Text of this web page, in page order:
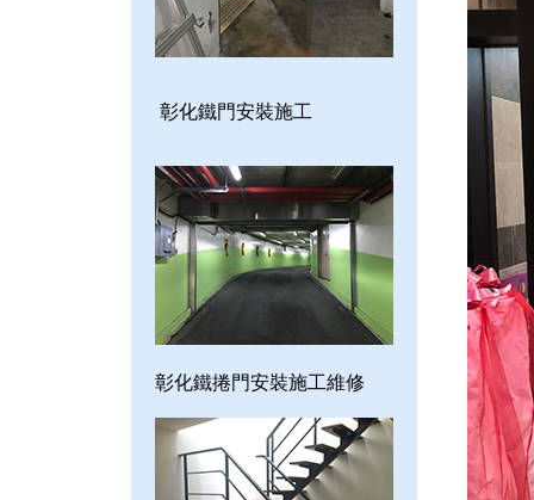
彰化鐵門安裝施工
彰化鐵捲門安裝施工維修